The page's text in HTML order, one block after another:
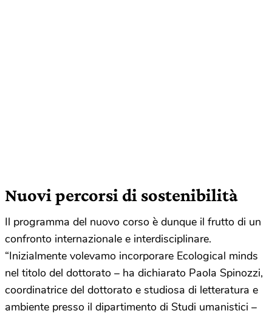
Nuovi percorsi di sostenibilità
Il programma del nuovo corso è dunque il frutto di un
confronto internazionale e interdisciplinare.
“Inizialmente volevamo incorporare Ecological minds
nel titolo del dottorato – ha dichiarato Paola Spinozzi,
coordinatrice del dottorato e studiosa di letteratura e
ambiente presso il dipartimento di Studi umanistici –